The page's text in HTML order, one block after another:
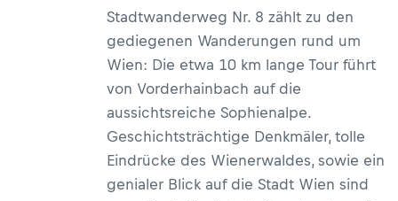
Stadtwanderweg Nr. 8 zählt zu den
gediegenen Wanderungen rund um
Wien: Die etwa 10 km lange Tour führt
von Vorderhainbach auf die
aussichtsreiche Sophienalpe.
Geschichtsträchtige Denkmäler, tolle
Eindrücke des Wienerwaldes, sowie ein
genialer Blick auf die Stadt Wien sind